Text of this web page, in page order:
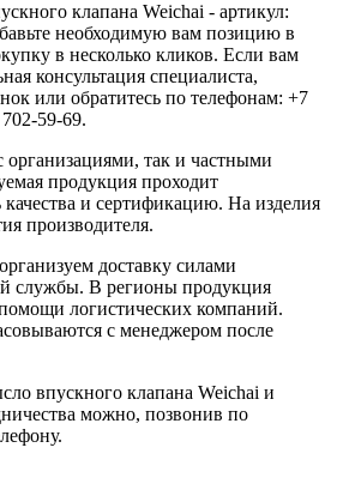
клапана Weichai - артикул:
необходимую вам позицию в
в несколько кликов. Если вам
консультация специалиста,
или обратитесь по телефонам: +7
59-69.
так и частными
продукция проходит
качества и сертификацию. На изделия
производителя.
доставку силами
службы. В регионы продукция
логистических компаний.
с менеджером после
впускного клапана Weichai и
можно, позвонив по